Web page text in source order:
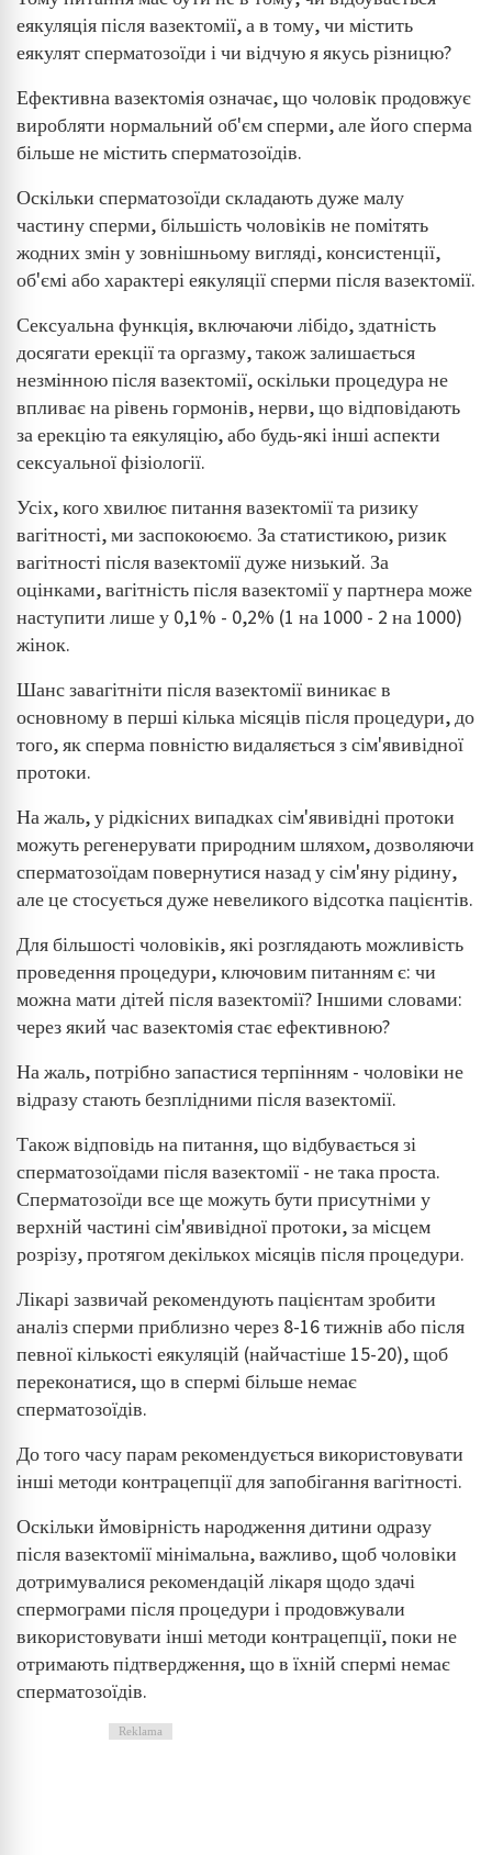
еякуляція після вазектомії, а в тому, чи містить
еякулят сперматозоїди і чи відчую я якусь різницю?
Ефективна вазектомія означає, що чоловік продовжує
виробляти нормальний об'єм сперми, але його сперма
більше не містить сперматозоїдів.
Оскільки сперматозоїди складають дуже малу
частину сперми, більшість чоловіків не помітять
жодних змін у зовнішньому вигляді, консистенції,
об'ємі або характері еякуляції сперми після вазектомії.
Сексуальна функція, включаючи лібідо, здатність
досягати ерекції та оргазму, також залишається
незмінною після вазектомії, оскільки процедура не
впливає на рівень гормонів, нерви, що відповідають
за ерекцію та еякуляцію, або будь-які інші аспекти
сексуальної фізіології.
Усіх, кого хвилює питання вазектомії та ризику
вагітності, ми заспокоюємо. За статистикою, ризик
вагітності після вазектомії дуже низький. За
оцінками, вагітність після вазектомії у партнера може
наступити лише у 0,1% - 0,2% (1 на 1000 - 2 на 1000)
жінок.
Шанс завагітніти після вазектомії виникає в
основному в перші кілька місяців після процедури, до
того, як сперма повністю видаляється з сім'явивідної
протоки.
На жаль, у рідкісних випадках сім'явивідні протоки
можуть регенерувати природним шляхом, дозволяючи
сперматозоїдам повернутися назад у сім'яну рідину,
але це стосується дуже невеликого відсотка пацієнтів.
Для більшості чоловіків, які розглядають можливість
проведення процедури, ключовим питанням є: чи
можна мати дітей після вазектомії? Іншими словами:
через який час вазектомія стає ефективною?
На жаль, потрібно запастися терпінням - чоловіки не
відразу стають безплідними після вазектомії.
Також відповідь на питання, що відбувається зі
сперматозоїдами після вазектомії - не така проста.
Сперматозоїди все ще можуть бути присутніми у
верхній частині сім'явивідної протоки, за місцем
розрізу, протягом декількох місяців після процедури.
Лікарі зазвичай рекомендують пацієнтам зробити
аналіз сперми приблизно через 8-16 тижнів або після
певної кількості еякуляцій (найчастіше 15-20), щоб
переконатися, що в спермі більше немає
сперматозоїдів.
До того часу парам рекомендується використовувати
інші методи контрацепції для запобігання вагітності.
Оскільки ймовірність народження дитини одразу
після вазектомії мінімальна, важливо, щоб чоловіки
дотримувалися рекомендацій лікаря щодо здачі
спермограми після процедури і продовжували
використовувати інші методи контрацепції, поки не
отримають підтвердження, що в їхній спермі немає
сперматозоїдів.
Reklama
Wykorzystanie profili do wyboru
spersonalizowanych reklam
Tworzenie profili w celu personalizacji treści
Wykorzystywanie profili w celu doboru
spersonalizowanych treści
Pomiar efektywności reklam
Pomiar efektywności treści
Rozumienie odbiorców dzięki statystyce lub
Rozwój i ulepszanie usług
Wykorzystywanie ograniczonych danych do
wyboru treści
Funkcje specjalne IAB:
Identyfikowanie urządzeń na podstawie
aktywnie żądanych informacji
Cele przetwarzania inne niż IAB:
Niezbędne
Reklama / śledzenie